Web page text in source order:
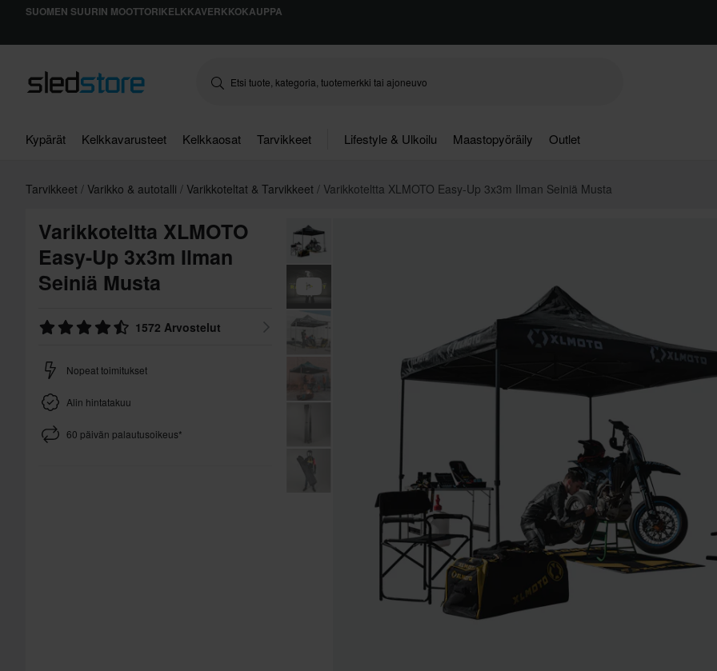
SUOMEN SUURIN MOOTTORIKELKKAVERKKOKAUPPA
Kypärät Kelkkavarusteet Kelkkaosat Tarvikkeet Lifestyle & Ulkoilu Maastopyöräily Outlet
Tarvikkeet Varikko & autotalli Varikkoteltat & Tarvikkeet Varikkoteltta XLMOTO Easy-Up 3x3m Ilman Seiniä Musta
Varikkoteltta XLMOTO
Easy-Up 3x3m Ilman
Seiniä Musta
1572 Arvostelut
Nopeat toimitukset
Alin hintatakuu
60 päivän palautusoikeus*